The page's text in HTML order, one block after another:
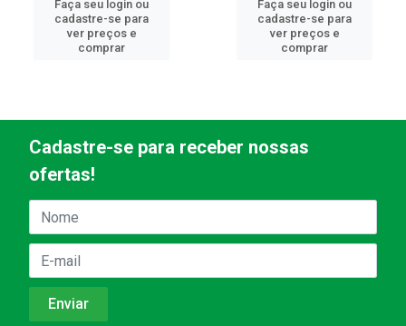
Faça seu login ou
cadastre-se para
ver preços e
comprar
Faça seu login ou
cadastre-se para
ver preços e
comprar
Cadastre-se para receber nossas
ofertas!